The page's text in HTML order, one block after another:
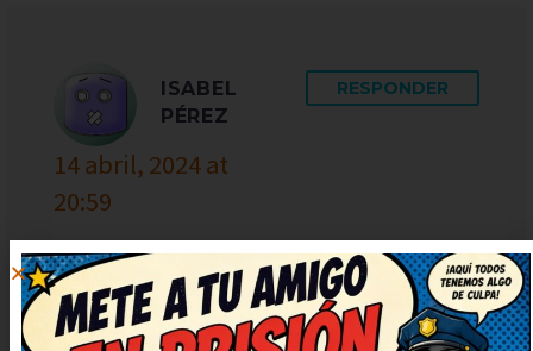
ISABEL
PÉREZ
14 abril, 2024 at
20:59
RESPONDER
Tremendo humor, justo lo que
necesitaba ahora. Deberían hacer
una serie solo con chistes como